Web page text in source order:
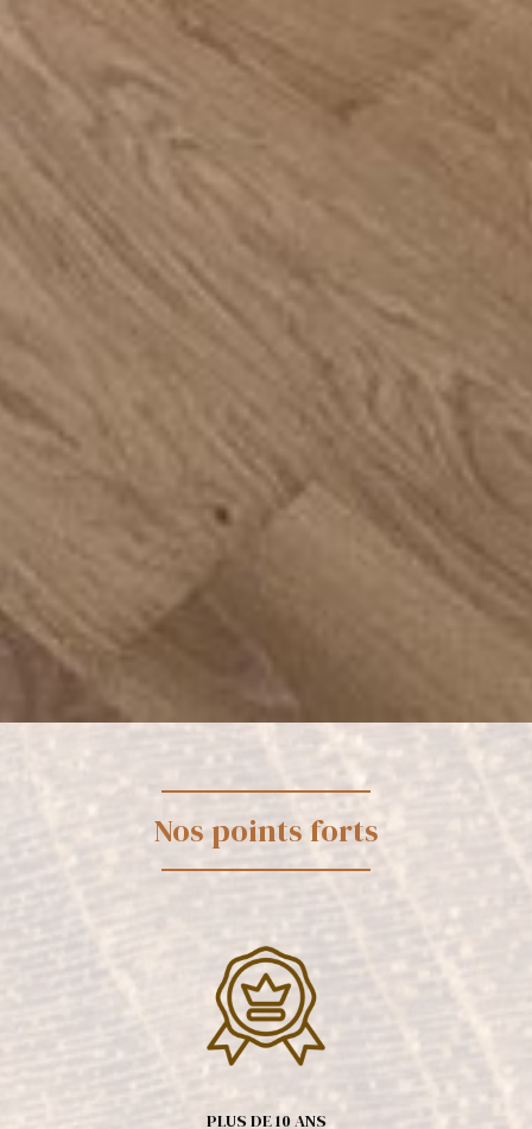
Nos points forts
PLUS DE 10 ANS